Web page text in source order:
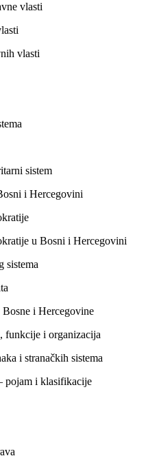
vlasti
vlasti
sistem
i Hercegovini
u Bosni i Hercegovini
sistema
i Hercegovine
funkcije i organizacija
i stranačkih sistema
pojam i klasifikacije